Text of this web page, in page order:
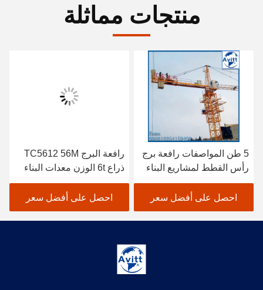
منتجات مماثلة
5 طن المواصفات رافعة برج
رأس القطط لمشاريع البناء
المدني
احصل على أفضل سعر
رافعة البرج TC5612 56M
ذراع 6t الوزن معدات البناء
احصل على أفضل سعر